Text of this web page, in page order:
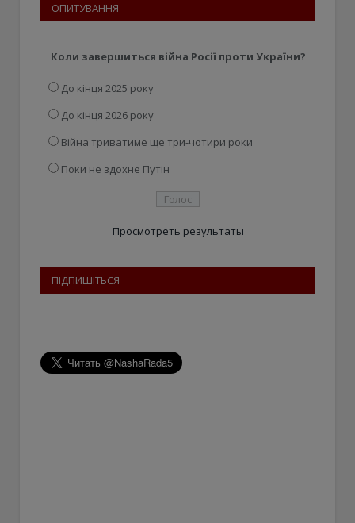
ОПИТУВАННЯ
Коли завершиться війна Росії проти України?
До кінця 2025 року
До кінця 2026 року
Війна триватиме ще три-чотири роки
Поки не здохне Путін
Просмотреть результаты
ПІДПИШІТЬСЯ